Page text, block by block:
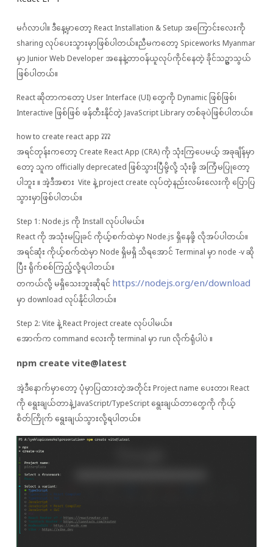
မင်္ဂလာပါ။ ဒီနေ့မှာတော့ React Installation & Setup အကြောင်းလေးကို
sharing လုပ်ပေးသွားမှာဖြစ်ပါတယ်။ညီမကတော့ Spiceworks Myanmar
မှာ Junior Web Developer အနေနဲ့တာဝန်ယူလုပ်ကိုင်နေတဲ့ ခိုင်သဥ္ဇာသွယ်
ဖြစ်ပါတယ်။
React ဆိုတာကတော့ User Interface (UI) တွေကို Dynamic ဖြစ်ဖြစ်၊
Interactive ဖြစ်ဖြစ် ဖန်တီးနိုင်တဲ့ JavaScript Library တစ်ခုပဲဖြစ်ပါတယ်။
how to create react app ???
အရင်တုန်းကတော့ Create React App (CRA) ကို သုံးကြပေမယ့် အခုချိန်မှာ
တော့ သူက officially deprecated ဖြစ်သွားပြီမို့လို့ သုံးဖို့ အကြံမပြုတော့
ပါဘူး ။ အဲ့ဒီအစား Vite နဲ့ project create လုပ်တဲ့နည်းလမ်းလေးကို ပြောပြ
သွားမှာဖြစ်ပါတယ်။
Step 1: Node.js ကို Install လုပ်ပါမယ်။
React ကို အသုံးမပြုခင် ကိုယ့်စက်ထဲမှာ Node.js ရှိနေဖို့ လိုအပ်ပါတယ်။
အရင်ဆုံး ကိုယ့်စက်ထဲမှာ Node ရှိမရှိ သိရအောင် Terminal မှာ node -v ဆို
ပြီး ရိုက်စစ်ကြည့်လို့ရပါတယ်။
တကယ်လို့ မရှိသေးဘူးဆိုရင်https://nodejs.org/en/download
မှာ download လုပ်နိုင်ပါတယ်။
Step 2: Vite နဲ့ React Project create လုပ်ပါမယ်။
အောက်က command လေးကို terminal မှာ run လိုက်ရုံပါပဲ ။
npm create vite@latest
အဲ့ဒီနောက်မှာတော့ ပုံမှာပြထားတဲ့အတိုင်း Project name ပေးတာ၊ React
ကို ရွေးချယ်တာနဲ့ JavaScript/TypeScript ရွေးချယ်တာတွေကို ကိုယ့်
စိတ်ကြိုက် ရွေးချယ်သွားလို့ရပါတယ်။